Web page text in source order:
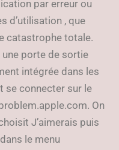
par erreur ou
d’utilisation , que
catastrophe totale.
une porte de sortie
intégrée dans les
se connecter sur le
On
J’aimerais puis
le menu